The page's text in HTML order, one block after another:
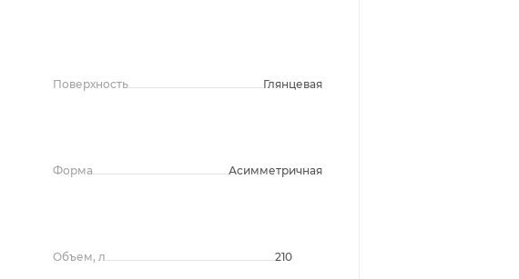
Поверхность Глянцевая
Форма Асимметричная
Объем, л 210